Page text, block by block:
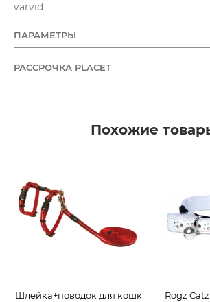
värvid
ПАРАМЕТРЫ
РАССРОЧКА PLACET
Похожие
Шлейка+поводок для кошк
Rogz